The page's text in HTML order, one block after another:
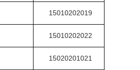
15010202019
15010202022
15020201021